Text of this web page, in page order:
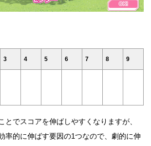
3 4 5 6 7 8 9
でスコアを伸ばしやすくなりますが、
率的に伸ばす要因の1つなので、劇的に伸